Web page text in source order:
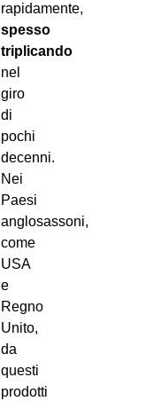
rapidamente,
spesso
triplicando
nel
giro
di
pochi
decenni.
Nei
Paesi
anglosassoni,
come
USA
e
Regno
Unito,
da
questi
prodotti